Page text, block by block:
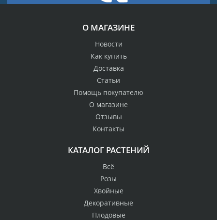
О МАГАЗИНЕ
Новости
Как купить
Доставка
Статьи
Помощь покупателю
О магазине
Отзывы
Контакты
КАТАЛОГ РАСТЕНИЙ
Всё
Розы
Хвойные
Декоративные
Плодовые